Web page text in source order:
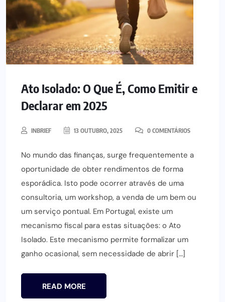
Ato Isolado: O Que É, Como Emitir e
Declarar em 2025
INBRIEF 13 OUTUBRO, 2025 0 COMENTÁRIOS
No mundo das finanças, surge frequentemente a
oportunidade de obter rendimentos de forma
esporádica. Isto pode ocorrer através de uma
consultoria, um workshop, a venda de um bem ou
um serviço pontual. Em Portugal, existe um
mecanismo fiscal para estas situações: o Ato
Isolado. Este mecanismo permite formalizar um
ganho ocasional, sem necessidade de abrir […]
READ MORE